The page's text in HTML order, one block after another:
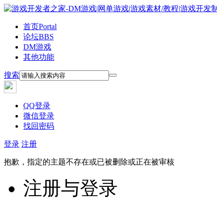
首页Portal
论坛BBS
DM游戏
其他功能
搜索
QQ登录
微信登录
找回密码
登录 注册
抱歉，指定的主题不存在或已被删除或正在被审核
注册与登录